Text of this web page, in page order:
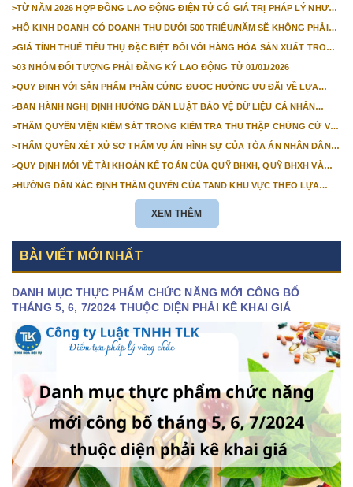
>TỪ NĂM 2026 HỢP ĐỒNG LAO ĐỘNG ĐIỆN TỬ CÓ GIÁ TRỊ PHÁP LÝ NHƯ
>HỘ KINH DOANH CÓ DOANH THU DƯỚI 500 TRIỆU/NĂM SẼ KHÔNG PHẢI
>GIÁ TÍNH THUẾ TIÊU THỤ ĐẶC BIỆT ĐỐI VỚI HÀNG HÓA SẢN XUẤT TRONG
>03 NHÓM ĐỐI TƯỢNG PHẢI ĐĂNG KÝ LAO ĐỘNG TỪ 01/01/2026
>QUY ĐỊNH VỚI SẢN PHẨM PHẦN CỨNG ĐƯỢC HƯỞNG ƯU ĐÃI VỀ LỰA
>BAN HÀNH NGHỊ ĐỊNH HƯỚNG DẪN LUẬT BẢO VỆ DỮ LIỆU CÁ NHÂN
>THẨM QUYỀN VIỆN KIỂM SÁT TRONG KIỂM TRA THU THẬP CHỨNG CỨ VỤ
>THẨM QUYỀN XÉT XỬ SƠ THẨM VỤ ÁN HÌNH SỰ CỦA TÒA ÁN NHÂN DÂN
>QUY ĐỊNH MỚI VỀ TÀI KHOẢN KẾ TOÁN CỦA QUỸ BHXH, QUỸ BHXH VÀ
>HƯỚNG DẪN XÁC ĐỊNH THẨM QUYỀN CỦA TAND KHU VỰC THEO LỰA
XEM THÊM
BÀI VIẾT MỚI NHẤT
DANH MỤC THỰC PHẨM CHỨC NĂNG MỚI CÔNG BỐ
THÁNG 5, 6, 7/2024 THUỘC DIỆN PHẢI KÊ KHAI GIÁ